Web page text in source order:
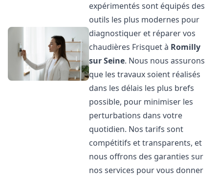
expérimentés sont équipés des
outils les plus modernes pour
diagnostiquer et réparer vos
chaudières Frisquet à Romilly
sur Seine. Nous nous assurons
que les travaux soient réalisés
dans les délais les plus brefs
possible, pour minimiser les
perturbations dans votre
quotidien. Nos tarifs sont
compétitifs et transparents, et
nous offrons des garanties sur
nos services pour vous donner